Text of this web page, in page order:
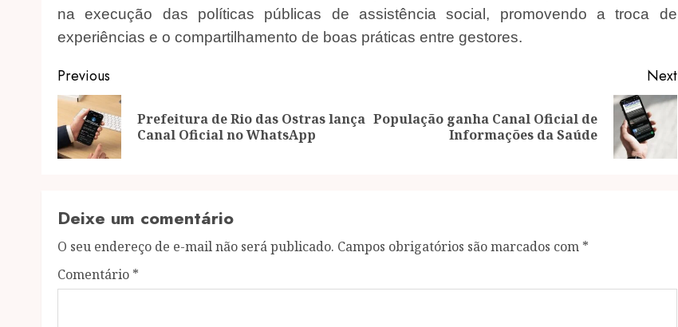
na execução das políticas públicas de assistência social, promovendo a troca de
experiências e o compartilhamento de boas práticas entre gestores.
Post
navigation
Previous
Previous
Prefeitura de Rio das Ostras lança
Canal Oficial no WhatsApp
Next
Next
População ganha Canal Oficial de
Informações da Saúde
Deixe um comentário
O seu endereço de e-mail não será publicado. Campos obrigatórios são marcados com *
Comentário *